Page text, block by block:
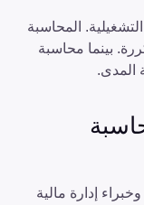
المحاسبة
بينما محاسبة
المدى.
إدارة مالية